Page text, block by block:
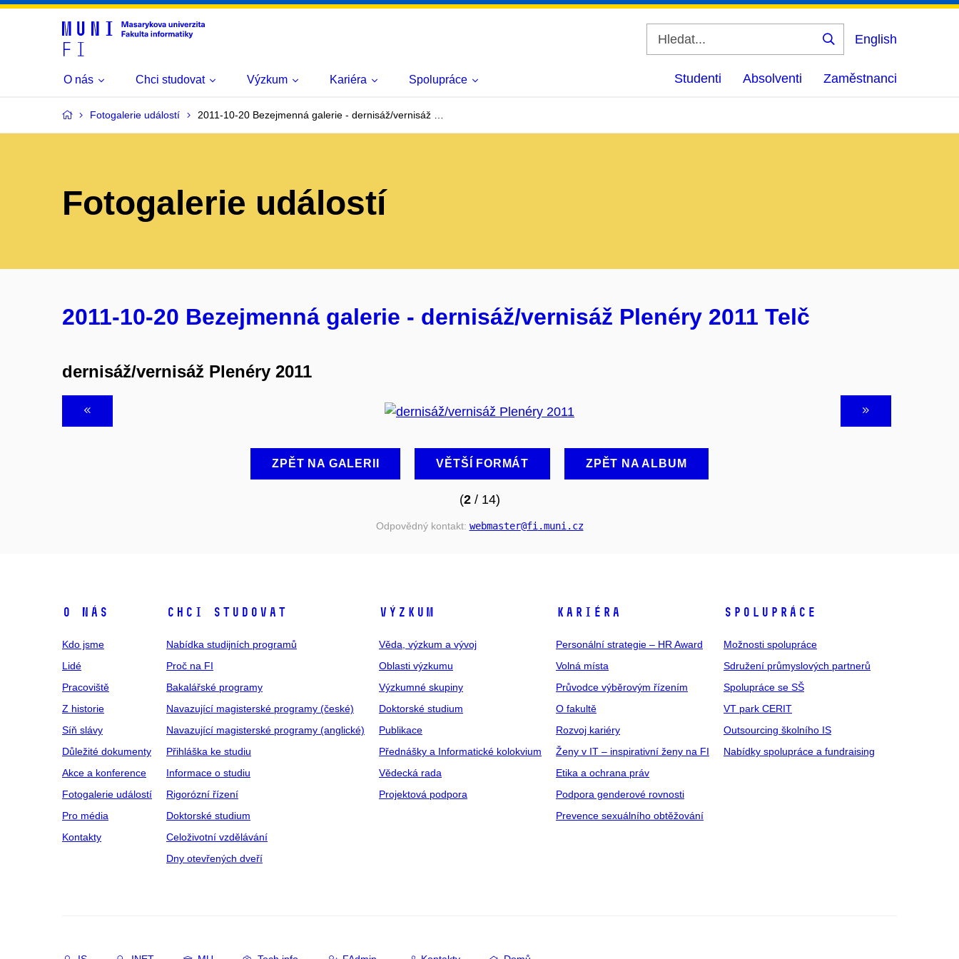
Vyhledat
English
O nás Chci studovat Výzkum Kariéra Spolupráce Studenti Absolventi Zaměstnanci
Fotogalerie událostí 2011-10-20 Bezejmenná galerie - dernisáž/vernisáž …
Fotogalerie událostí
2011-10-20 Bezejmenná galerie - dernisáž/vernisáž Plenéry 2011 Telč
dernisáž/vernisáž Plenéry 2011
ZPĚT NA GALERII VĚTŠÍ FORMÁT ZPĚT NA ALBUM
(2/ 14)
Odpovědný kontakt: webmaster@fi .muni .cz
O NÁS
Kdo jsme
Lidé
Pracoviště
Z historie
Síň slávy
Důležité dokumenty
Akce a konference
Fotogalerie událostí
Pro média
Kontakty
CHCI STUDOVAT
Nabídka studijních programů
Proč na FI
Bakalářské programy
Navazující magisterské programy (české)
Navazující magisterské programy (anglické)
Přihláška ke studiu
Informace o studiu
Rigorózní řízení
Doktorské studium
Celoživotní vzdělávání
Dny otevřených dveří
VÝZKUM
Věda, výzkum a vývoj
Oblasti výzkumu
Výzkumné skupiny
Doktorské studium
Publikace
Přednášky a Informatické kolokvium
Vědecká rada
Projektová podpora
KARIÉRA
Personální strategie – HR Award
Volná místa
Průvodce výběrovým řízením
O fakultě
Rozvoj kariéry
Ženy v IT – inspirativní ženy na FI
Etika a ochrana práv
Podpora genderové rovnosti
Prevence sexuálního obtěžování
SPOLUPRÁCE
Možnosti spolupráce
Sdružení průmyslových partnerů
Spolupráce se SŠ
VT park CERIT
Outsourcing školního IS
Nabídky spolupráce a fundraising